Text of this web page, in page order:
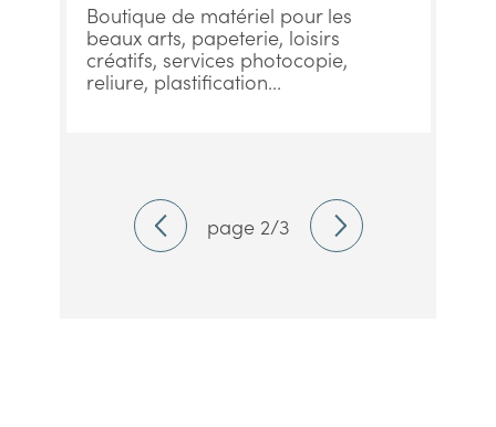
Boutique de matériel pour les
beaux arts, papeterie, loisirs
créatifs, services photocopie,
reliure, plastification...
page 2/3